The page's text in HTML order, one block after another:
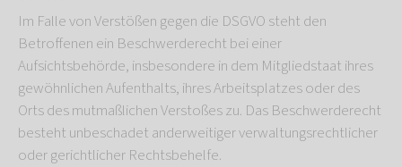
Im Falle von Verstößen gegen die DSGVO steht den
Betroffenen ein Beschwerderecht bei einer
Aufsichtsbehörde, insbesondere in dem Mitgliedstaat ihres
gewöhnlichen Aufenthalts, ihres Arbeitsplatzes oder des
Orts des mutmaßlichen Verstoßes zu. Das Beschwerderecht
besteht unbeschadet anderweitiger verwaltungsrechtlicher
oder gerichtlicher Rechtsbehelfe.